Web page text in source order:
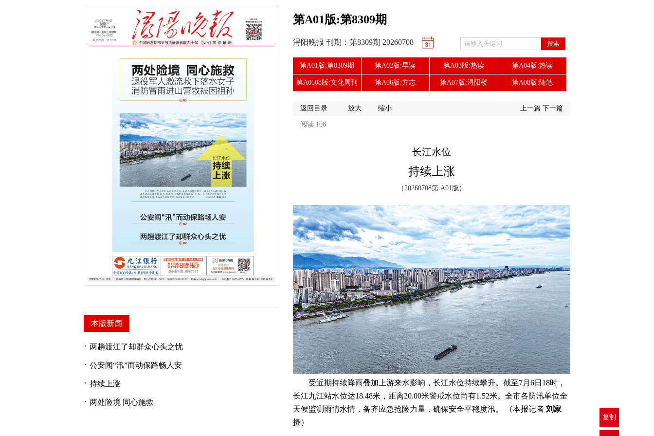
本版新闻
· 两趟渡江了却群众心头之忧
· 公安闻“汛”而动保路畅人安
· 持续上涨
· 两处险境 同心施救
第A01版:第8309期
浔阳晚报 刊期：第8309期 20260708 搜索
第A01版:第8309期 第A02版:早读 第A03版:热读 第A04版:热读
第A0508版:文化周刊 第A06版:方志 第A07版:浔阳楼 第A08版:随笔
返回目录 放大 缩小 上一篇 下一篇
阅读 108
长江水位
持续上涨
（20260708第 A01版）
受近期持续降雨叠加上游来水影响，长江水位持续攀升。截至7月6日18时，
长江九江站水位达18.48米，距离20.00米警戒水位尚有1.52米。全市各防汛单位全
天候监测雨情水情，备齐应急抢险力量，确保安全平稳度汛。 （本报记者 刘家
摄）
复制